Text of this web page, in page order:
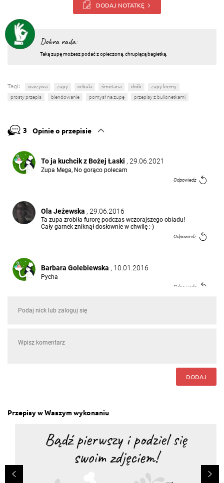
DODAJ NOTATKĘ
Dobra rada:
Taką zupę możesz podać z opieczoną, chrupiącą bagietką.
Tagi: warzywa zupy cebula śmietana drób
zupy kremy
prosty przepis
blendowanie pomysł na zupę przepisy z bulionetkami
3 Opinie o przepisie
To ja kuchcik z Bożej Łaski , 29.06.2021
Zupa Mega, No gorąco polecam
Odpowiedz
Ola Jeżewska , 29.06.2016
Ta zupa zrobiła furorę podczas wczorajszego obiadu!
Cały garnek zniknął dosłownie w chwilę :-)
Odpowiedz
Barbara Golebiewska , 10.01.2016
Pycha
Odpowiedz
DODAJ
Przepisy w Waszym wykonaniu